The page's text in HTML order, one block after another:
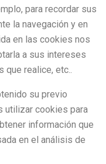
para recordar sus
la navegación y en
en las cookies nos
a sus intereses
que realice, etc..
su previo
utilizar cookies para
información que
en el análisis de